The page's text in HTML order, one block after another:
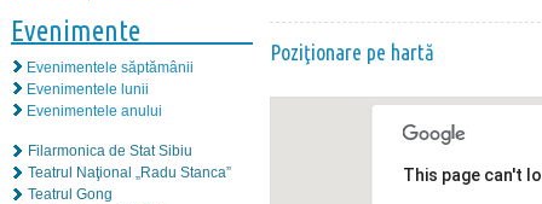
Evenimente
Evenimentele săptămânii
Evenimentele lunii
Evenimentele anului
Filarmonica de Stat Sibiu
Teatrul Naţional „Radu Stanca”
Teatrul Gong
Poziţionare pe hartă
This page can't